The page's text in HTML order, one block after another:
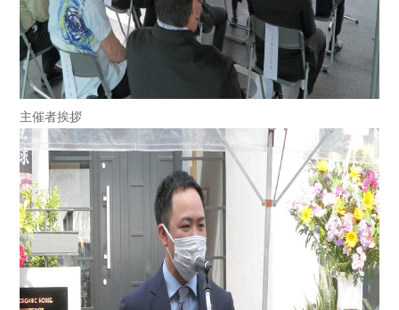
主催者挨拶